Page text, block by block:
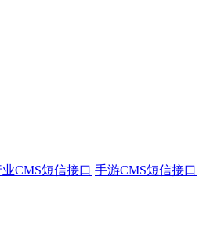
CMS短信接口 手游CMS短信接口